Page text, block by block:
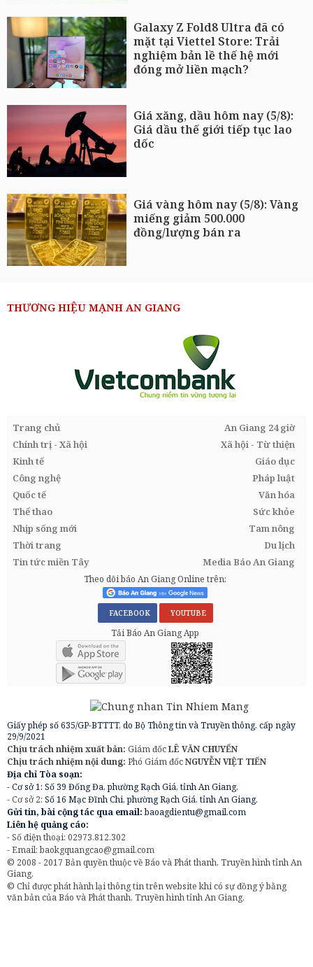
Galaxy Z Fold8 Ultra đã có
mặt tại Viettel Store: Trải
nghiệm bản lề thế hệ mới
đóng mở liền mạch?
Giá xăng, dầu hôm nay (5/8):
Giá dầu thế giới tiếp tục lao
dốc
Giá vàng hôm nay (5/8): Vàng
miếng giảm 500.000
đồng/lượng bán ra
THƯƠNG HIỆU MẠNH AN GIANG
Trang chủ
An Giang 24 giờ
Chính trị - Xã hội
Xã hội - Từ thiện
Kinh tế
Giáo dục
Công nghệ
Pháp luật
Quốc tế
Văn hóa
Thể thao
Sức khỏe
Nhịp sống mới
Tam nông
Thời trang
Du lịch
Tin tức miền Tây
Media Báo An Giang
Theo dõi báo An Giang Online trên:
FACEBOOK YOUTUBE
Tải Báo An Giang App
Giấy phép số 635/GP-BTTTT, do Bộ Thông tin và Truyền thông, cấp ngày
29/9/2021
Chịu trách nhiệm xuất bản: Giám đốcLÊ VĂN CHUYỂN
Chịu trách nhiệm nội dung: Phó Giám đốcNGUYỄN VIỆT TIẾN
Địa chỉ Tòa soạn:
- Cơ sở 1: Số 39 Đống Đa, phường Rạch Giá, tỉnh An Giang.
- Cơ sở 2: Số 16 Mạc Đĩnh Chi, phường Rạch Giá, tỉnh An Giang.
Gửi tin, bài cộng tác qua email:baoagdientu@gmail.com
Liên hệ quảng cáo:
- Số điện thoại: 02973.812.302
- Email:baokgquangcao@gmail.com
© 2008 - 2017 Bản quyền thuộc về Báo và Phát thanh, Truyền hình tỉnh An
Giang.
© Chỉ được phát hành lại thông tin trên website khi có sự đồng ý bằng
văn bản của Báo và Phát thanh, Truyền hình tỉnh An Giang.